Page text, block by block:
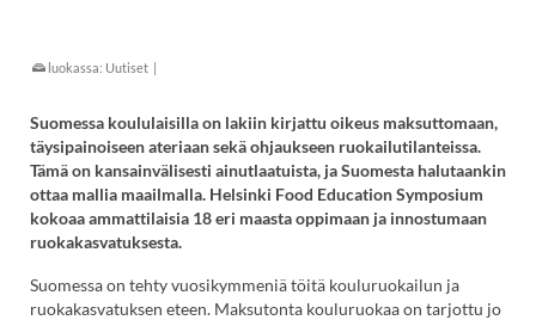
luokassa: Uutiset |
Suomessa koululaisilla on lakiin kirjattu oikeus maksuttomaan,
täysipainoiseen ateriaan sekä ohjaukseen ruokailutilanteissa.
Tämä on kansainvälisesti ainutlaatuista, ja Suomesta halutaankin
ottaa mallia maailmalla. Helsinki Food Education Symposium
kokoaa ammattilaisia 18 eri maasta oppimaan ja innostumaan
ruokakasvatuksesta.
Suomessa on tehty vuosikymmeniä töitä kouluruokailun ja
ruokakasvatuksen eteen. Maksutonta kouluruokaa on tarjottu jo